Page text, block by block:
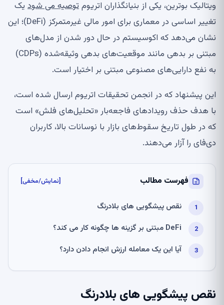
ویتالیک بوترین، یکی از بنیانگذاران اتریومتوصیه می شود یک
تغییر اساسی در معماری برای امور مالی غیرمتمرکز (DeFi)؛ این
نشان می‌دهد که اکوسیستم در حال دور شدن از مدل‌های
مبتنی بر بدهی مانند موقعیت‌های بدهی وثیقه‌شده (CDPs)
به نفع دارایی‌های مصنوعی مبتنی بر اختیار است.
این پیشنهاد که در انجمن تحقیقات اتریوم ارسال شده است،
با هدف حذف رویدادهای فاجعه‌بار «تحلیل‌های فلش» است
که در طول تاریخ سقوط‌های بازار با نوسانات بالا، کاربران
دی‌فای را آزار می‌دهند.
فهرست مطالب [نمایش/مخفی]
نقص پیشگویی های بلادرنگ
DeFi مبتنی بر گزینه ها چگونه کار می کند؟
آیا این یک معامله ارزش انجام دادن دارد؟
نقص پیشگویی های بلادرنگ